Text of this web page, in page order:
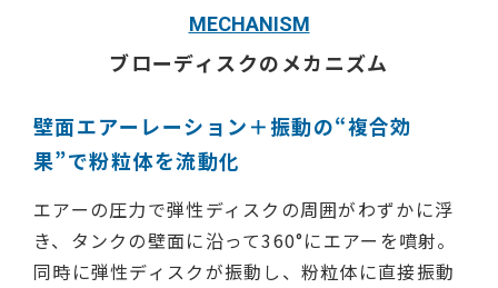
MECHANISM
ブローディスクのメカニズム
壁面エアーレーション＋振動の“複合効
果”で粉粒体を流動化
エアーの圧力で弾性ディスクの周囲がわずかに浮
き、タンクの壁面に沿って360°にエアーを噴射。
同時に弾性ディスクが振動し、粉粒体に直接振動